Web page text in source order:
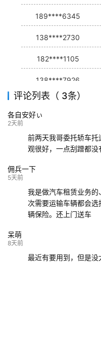
189****6345
138****2730
182****1105
138****7926
139****9233
评论列表（ 3条）
各自安好ぃ
2天前
前两天我哥委托轿车
观很好，一点刮蹭都
佣兵一下
5天前
我是做汽车租赁业务
次需要运输车辆都会
辆保险。还上门送车
呆萌
8天前
最近有要用到，但是